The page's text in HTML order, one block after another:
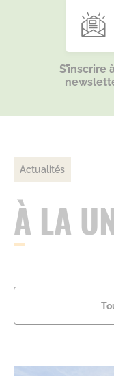
S’inscrire
Actualités
À LA